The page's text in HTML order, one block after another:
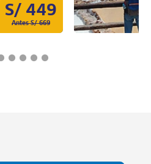
S/ 449
Antes S/ 669